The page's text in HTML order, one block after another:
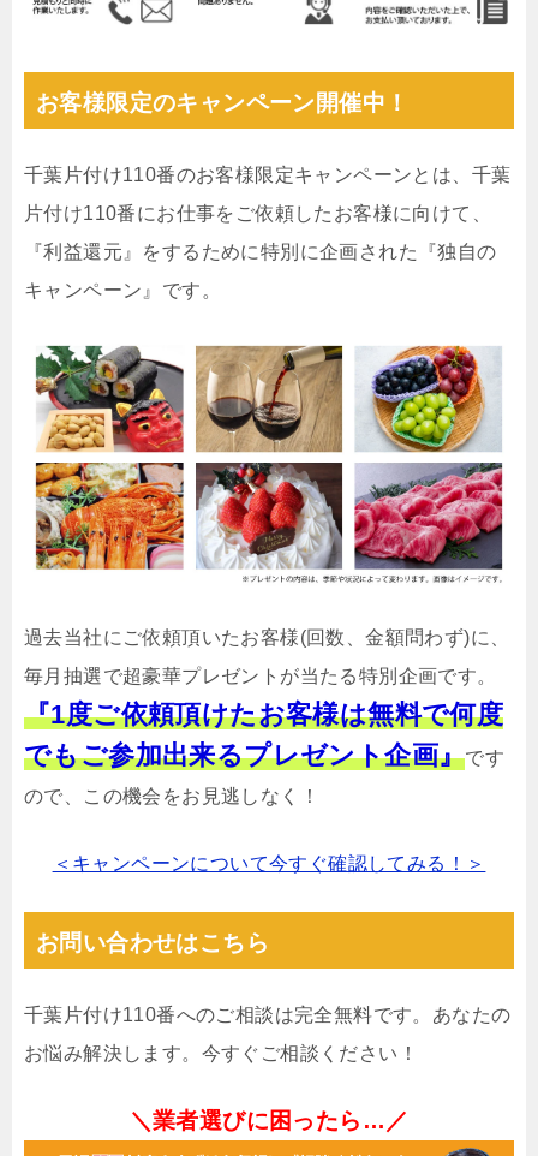
お客様限定のキャンペーン開催中！
千葉片付け110番のお客様限定キャンペーンとは、千葉
片付け110番にお仕事をご依頼したお客様に向けて、
『利益還元』をするために特別に企画された『独自の
キャンペーン』です。
過去当社にご依頼頂いたお客様(回数、金額問わず)に、
毎月抽選で超豪華プレゼントが当たる特別企画です。
『1度ご依頼頂けたお客様は無料で何度
でもご参加出来るプレゼント企画』です
ので、この機会をお見逃しなく！
＜キャンペーンについて今すぐ確認してみる！＞
お問い合わせはこちら
千葉片付け110番へのご相談は完全無料です。あなたの
お悩み解決します。今すぐご相談ください！
＼業者選びに困ったら…／